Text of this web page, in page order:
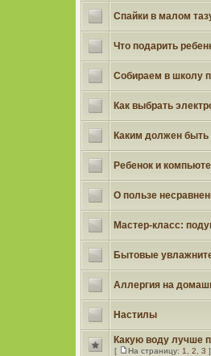
Спайки в малом
Что подарить
Собираем в школу
Как выбрать
Каким должен быть
Ребенок и
О пользе
Мастер-класс:
Бытовые
Аллергия на
Настилы
Какую воду лучше
[ На страницу: 1 ,2 ,3 ]